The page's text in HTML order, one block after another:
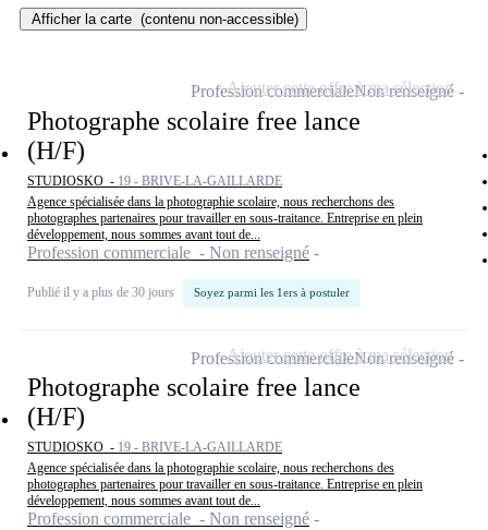
Afficher la carte (contenu non-accessible)
Photographe scolaire free lance
(H/F)
STUDIOSKO - 19 - BRIVE-LA-GAILLARDE
Agence spécialisée dans la photographie scolaire, nous recherchons des
photographes partenaires pour travailler en sous-traitance. Entreprise en plein
développement, nous sommes avant tout de...
Profession commerciale - Non renseigné
Publié il y a plus de 30 jours Soyez parmi les 1ers à postuler
Profession commercialeNon renseigné
Ajouter cette offre à ma sélection
Photographe scolaire free lance
(H/F)
STUDIOSKO - 19 - BRIVE-LA-GAILLARDE
Agence spécialisée dans la photographie scolaire, nous recherchons des
photographes partenaires pour travailler en sous-traitance. Entreprise en plein
développement, nous sommes avant tout de...
Profession commerciale - Non renseigné
Profession commercialeNon renseigné
Ajouter cette offre à ma sélection